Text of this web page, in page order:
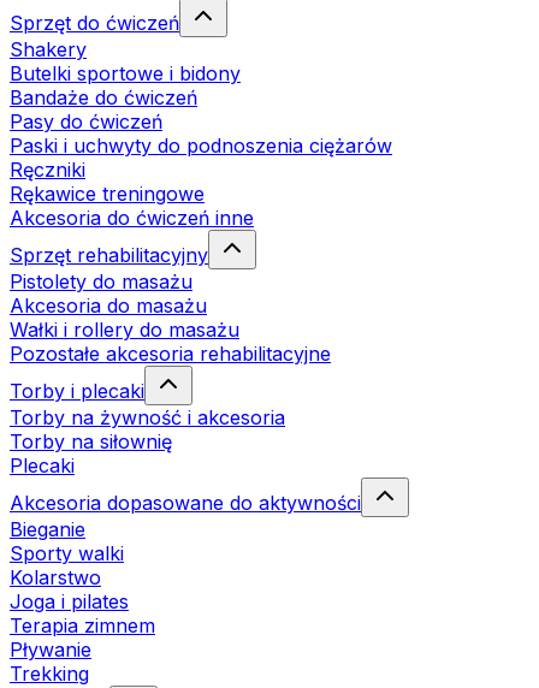
Sprzęt do ćwiczeń
Shakery
Butelki sportowe i bidony
Bandaże do ćwiczeń
Pasy do ćwiczeń
Paski i uchwyty do podnoszenia ciężarów
Ręczniki
Rękawice treningowe
Akcesoria do ćwiczeń inne
Sprzęt rehabilitacyjny
Pistolety do masażu
Akcesoria do masażu
Wałki i rollery do masażu
Pozostałe akcesoria rehabilitacyjne
Torby i plecaki
Torby na żywność i akcesoria
Torby na siłownię
Plecaki
Akcesoria dopasowane do aktywności
Bieganie
Sporty walki
Kolarstwo
Joga i pilates
Terapia zimnem
Pływanie
Trekking